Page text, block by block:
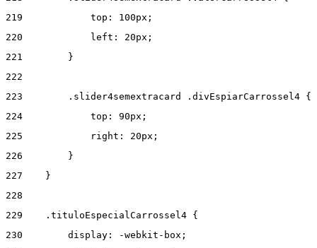
219
            top: 100px;
220
            left: 20px;
221
        }
222
223
        .slider4semextracard .divEspiarCarrossel4 {
224
            top: 90px;
225
            right: 20px;
226
        }
227
    }
228
229
    .tituloEspecialCarrossel4 {
230
        display: -webkit-box;